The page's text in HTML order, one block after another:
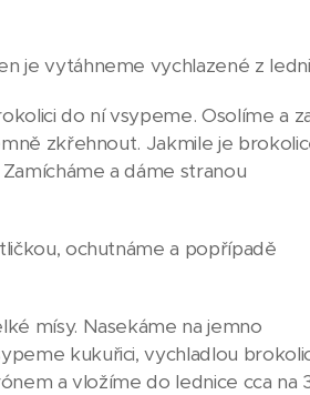
je vytáhneme vychlazené z
do ní vsypeme. Osolíme a
zkřehnout. Jakmile je
a dáme stranou
ochutnáme a popřípadě
mísy. Nasekáme na jemno
kukuřici, vychladlou
a vložíme do lednice cca na